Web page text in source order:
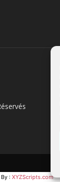
: XYZScripts.com